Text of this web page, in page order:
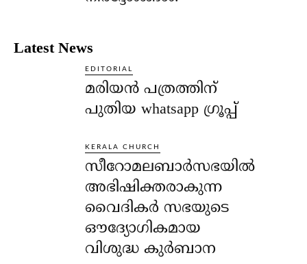
Latest News
EDITORIAL
മരിയൻ പത്രത്തിന്
പുതിയ whatsapp ഗ്രൂപ്പ്
KERALA CHURCH
സീറോമലബാർസഭയിൽ
അഭിഷിക്തരാകുന്ന
വൈദികർ സഭയുടെ
ഔദ്യോഗികമായ
വിശുദ്ധ കുർബാന